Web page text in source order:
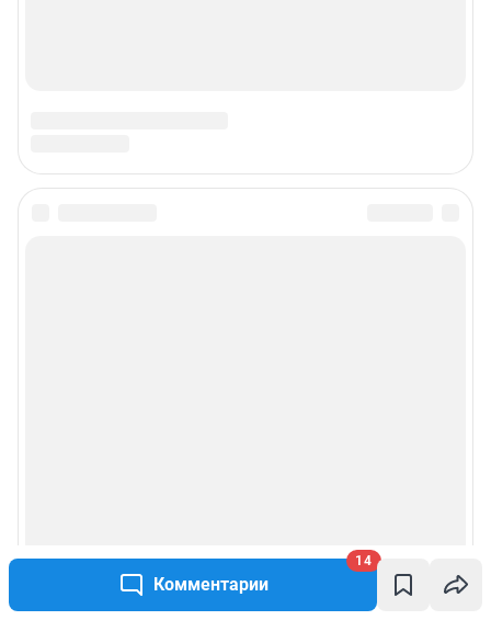
Комментарии
14